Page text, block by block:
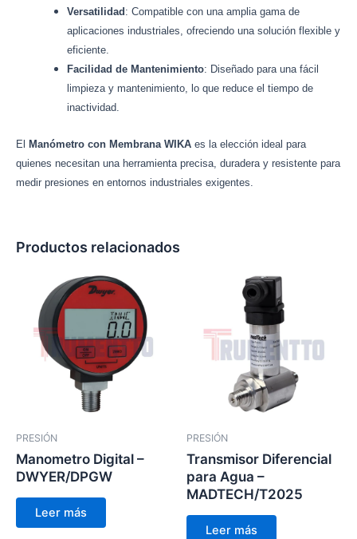
Versatilidad : Compatible con una amplia gama de
aplicaciones industriales, ofreciendo una solución flexible y
eficiente.
Facilidad de Mantenimiento: Diseñado para una fácil
limpieza y mantenimiento, lo que reduce el tiempo de
inactividad.
El Manómetro con Membrana WIKA es la elección ideal para
quienes necesitan una herramienta precisa, duradera y resistente para
medir presiones en entornos industriales exigentes.
Productos relacionados
PRESIÓN
Manometro Digital –
DWYER/DPGW
Leer más
PRESIÓN
Transmisor Diferencial
para Agua –
MADTECH/T2025
Leer más